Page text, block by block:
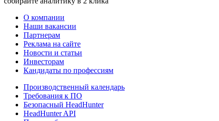
О компании
Наши вакансии
Партнерам
Реклама на сайте
Новости и статьи
Инвесторам
Кандидаты по профессиям
Производственный календарь
Требования к ПО
Безопасный HeadHunter
HeadHunter API